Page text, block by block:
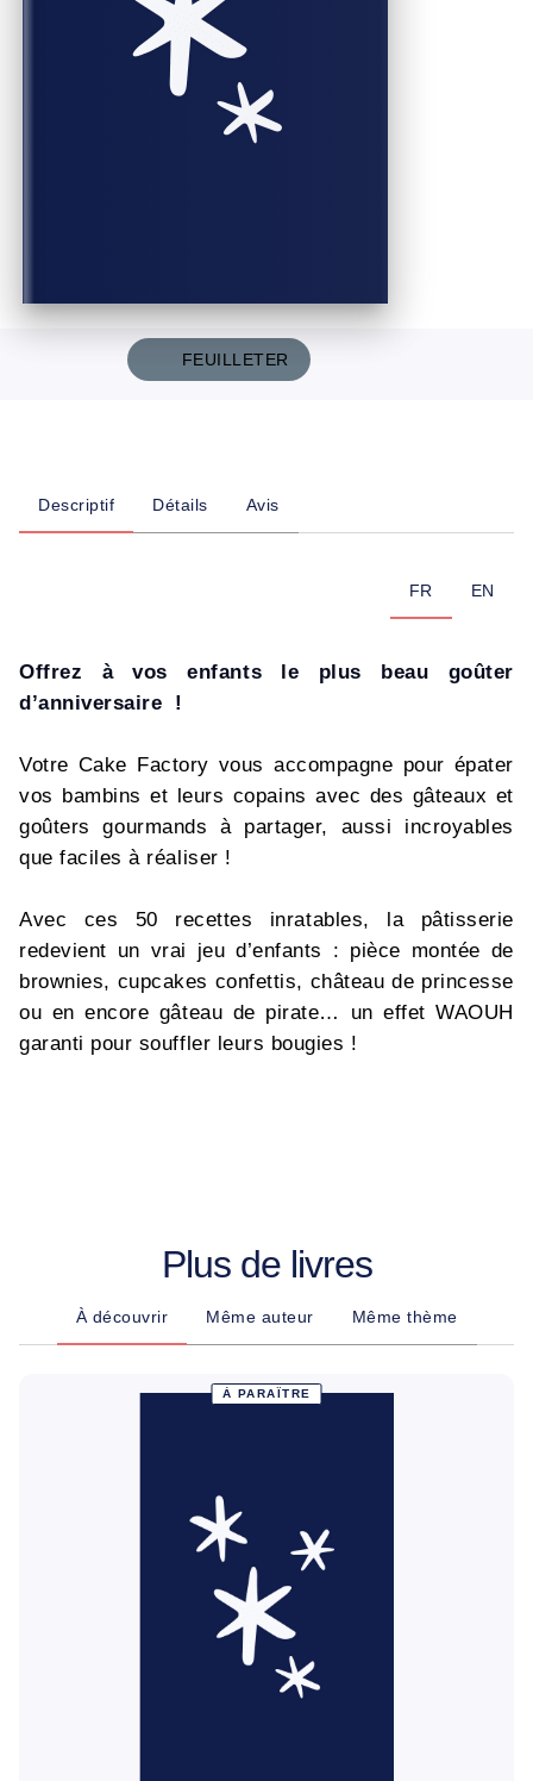
FEUILLETER
Descriptif Détails Avis
FR EN
Offrez à vos enfants le plus beau goûter
d’anniversaire !
Votre Cake Factory vous accompagne pour épater
vos bambins et leurs copains avec des gâteaux et
goûters gourmands à partager, aussi incroyables
que faciles à réaliser !
Avec ces 50 recettes inratables, la pâtisserie
redevient un vrai jeu d’enfants : pièce montée de
brownies, cupcakes confettis, château de princesse
ou en encore gâteau de pirate… un effet WAOUH
garanti pour souffler leurs bougies !
Plus de livres
À découvrir Même auteur Même thème
À PARAÎTRE